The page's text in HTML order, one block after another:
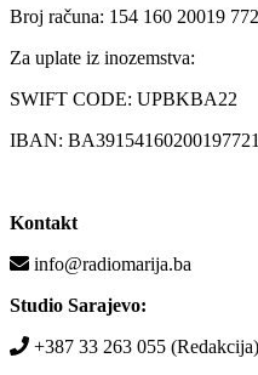
Broj računa: 154 160 20019
Za uplate iz inozemstva:
SWIFT CODE: UPBKBA22
IBAN:
Kontakt
info@radiomarija.ba
Studio Sarajevo:
+387 33 263 055 (Redakcija)